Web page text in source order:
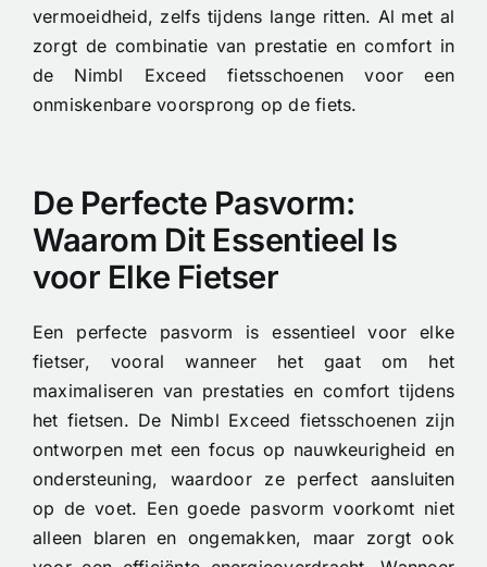
vermoeidheid, zelfs tijdens lange ritten. Al met al
zorgt de combinatie van prestatie en comfort in
de Nimbl Exceed fietsschoenen voor een
onmiskenbare voorsprong op de fiets.
De Perfecte Pasvorm:
Waarom Dit Essentieel Is
voor Elke Fietser
Een perfecte pasvorm is essentieel voor elke
fietser, vooral wanneer het gaat om het
maximaliseren van prestaties en comfort tijdens
het fietsen. De Nimbl Exceed fietsschoenen zijn
ontworpen met een focus op nauwkeurigheid en
ondersteuning, waardoor ze perfect aansluiten
op de voet. Een goede pasvorm voorkomt niet
alleen blaren en ongemakken, maar zorgt ook